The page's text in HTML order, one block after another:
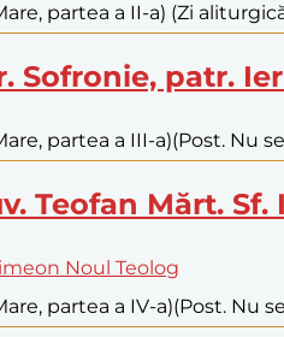
partea a II-a) (Zi
Sofronie, patr.
partea a III-a)(Post. Nu
Teofan Mărt.
Noul Teolog
partea a IV-a)(Post. Nu